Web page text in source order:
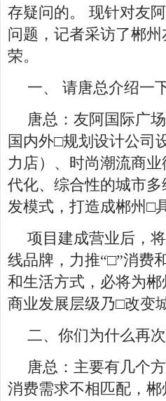
存疑问的。 现针对友
问题，记者采访了郴
荣。
一、 请唐总介绍一
唐总：友阿国际广
国内外□规划设计公司
力店）、时尚潮流商
代化、综合性的城市
发模式，打造成郴州□
项目建成营业后，
线品牌，力推“□”消费
和生活方式，必将为
商业发展层级乃□改变
二、你们为什么再
唐总：主要有几个
消费需求不相匹配，